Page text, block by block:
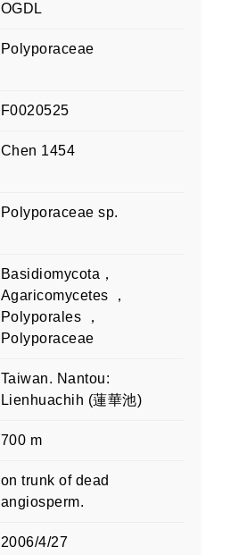
OGDL
Polyporaceae
F0020525
Chen 1454
Polyporaceae sp.
Basidiomycota，
Agaricomycetes ，
Polyporales ，
Polyporaceae
Taiwan. Nantou:
Lienhuachih (蓮華池)
700 m
on trunk of dead
angiosperm.
2006/4/27